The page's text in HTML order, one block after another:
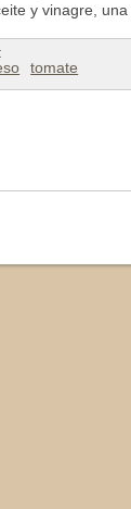
y vinagre,
tomate